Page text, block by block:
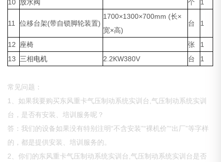
10 放水阀 个 1
11 位移台架(带自锁脚轮装置)
1700×1300×700mm (长×
宽×高)
台 1
12 座椅 张
1
13 三相电机 2.2KW380V 台 1
常见问题：
1、如果我要购买东风重卡气压制动系统实训台,气压制动系统实训
台，是否有安装、培训服务呢？
答：我们的设备如果没有特别注明“不含安装”“裸机价”“出厂”等字样
的，都是提供安装、培训服务的。
2、你们的东风重卡气压制动系统实训台,气压制动系统实训台是否